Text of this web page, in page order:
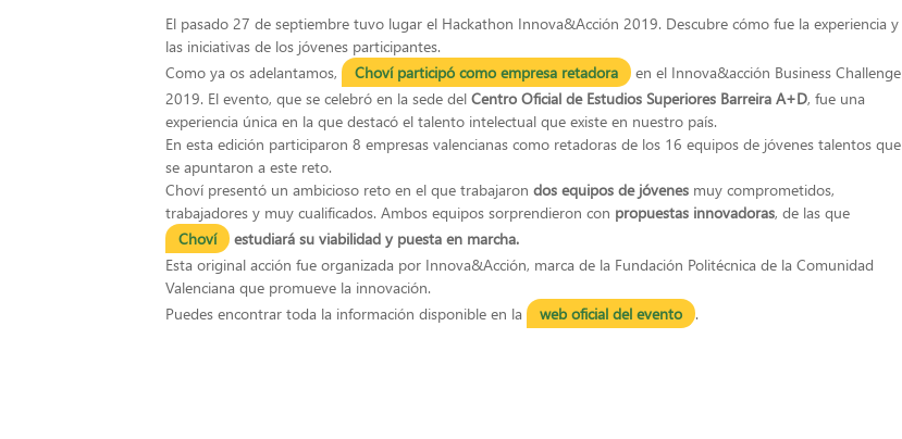
El pasado 27 de septiembre tuvo lugar el Hackathon Innova&Acción 2019. Descubre cómo fue la experiencia y
las iniciativas de los jóvenes participantes.
Como ya os adelantamos,
Choví participó como empresa retadora
en el Innova&acción Business Challenge
2019. El evento, que se celebró en la sede del Centro Oficial de Estudios Superiores Barreira A+D, fue una
experiencia única en la que destacó el talento intelectual que existe en nuestro país.
En esta edición participaron 8 empresas valencianas como retadoras de los 16 equipos de jóvenes talentos que
se apuntaron a este reto.
Choví presentó un ambicioso reto en el que trabajaron dos equipos de jóvenes muy comprometidos,
trabajadores y muy cualificados. Ambos equipos sorprendieron con propuestas innovadoras, de las que
Choví
estudiará su viabilidad y puesta en marcha.
Esta original acción fue organizada por Innova&Acción, marca de la Fundación Politécnica de la Comunidad
Valenciana que promueve la innovación.
Puedes encontrar toda la información disponible en la
web oficial del evento .